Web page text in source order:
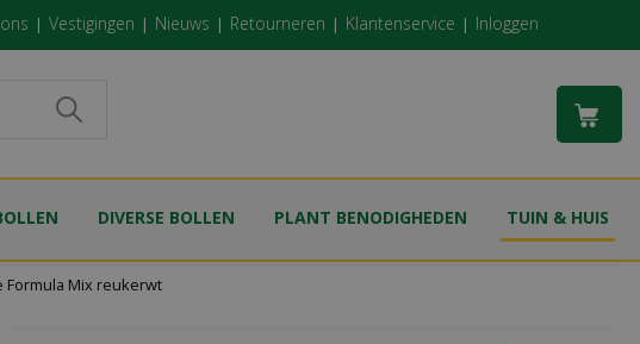
Formula Mix reukerwt
Vestigingen Nieuws Retourneren Klantenservice Inloggen
DIVERSE BOLLEN PLANT BENODIGHEDEN TUIN & HUIS